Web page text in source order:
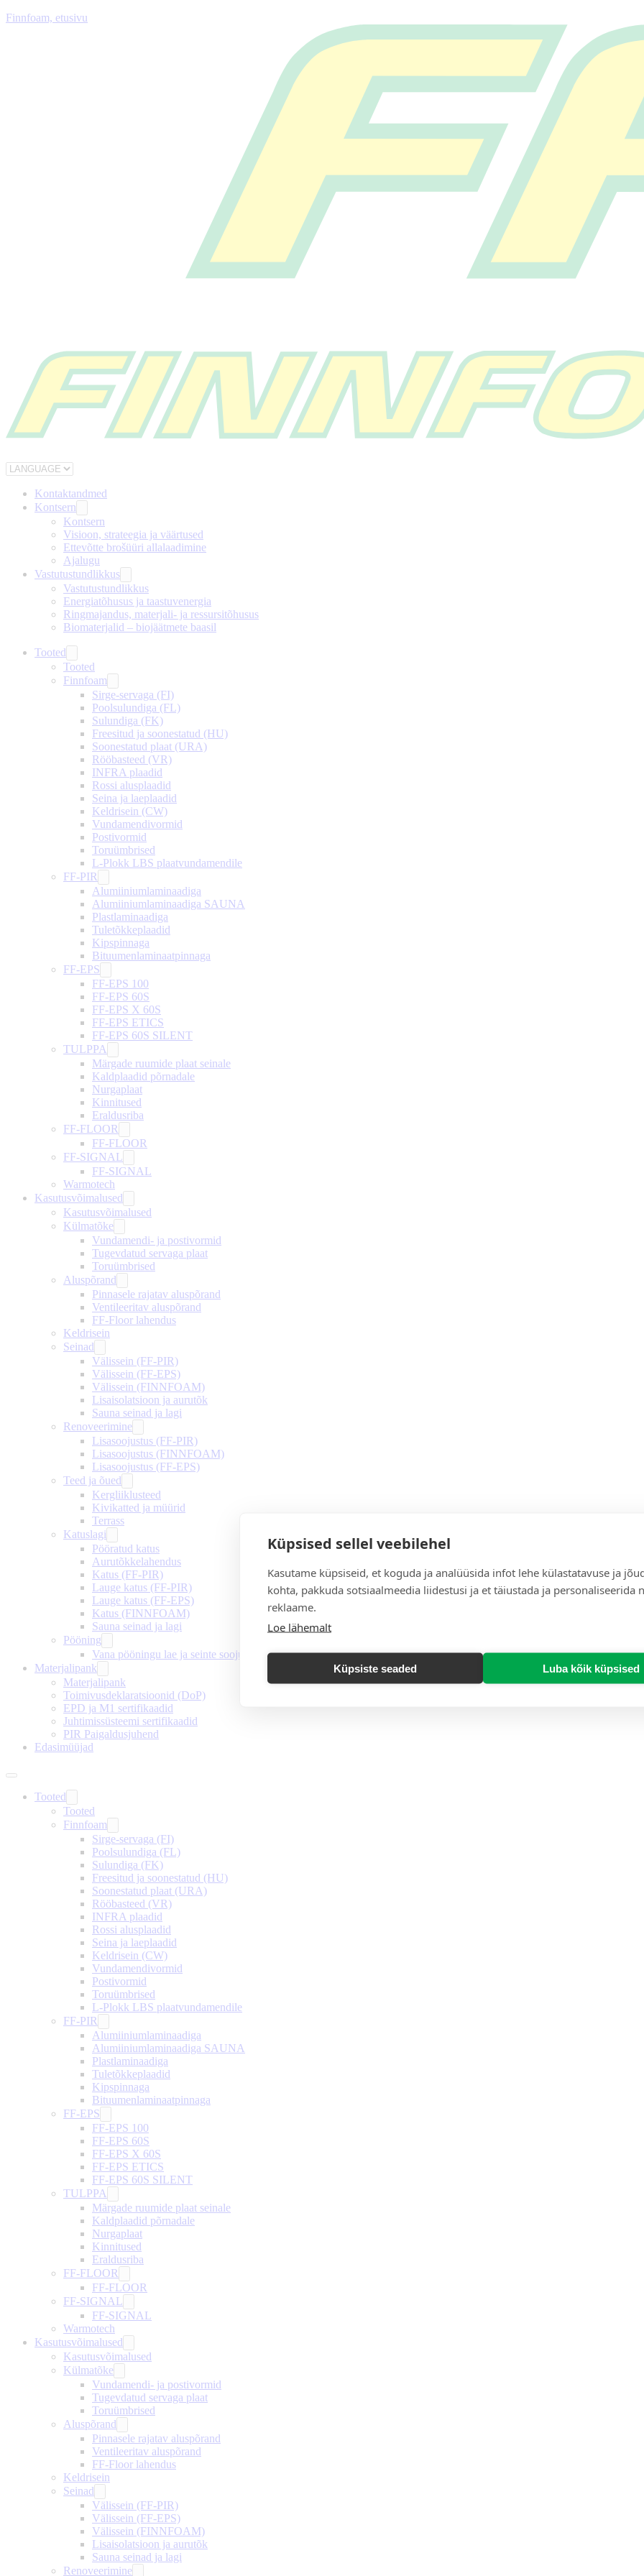
Küpsised sellel veebilehel
Kasutame küpsiseid, et koguda ja analüüsida infot lehe külastatavuse ja
kohta, pakkuda sotsiaalmeedia liidestusi ja et täiustada ja personaliseerida
reklaame.
Loe lähemalt
Küpsiste seaded Luba kõik küpsised
Finnfoam, etusivu
Kontaktandmed
Kontsern
Kontsern
Visioon, strateegia ja väärtused
Ettevõtte brošüüri allalaadimine
Ajalugu
Vastutustundlikkus
Vastutustundlikkus
Energiatõhusus ja taastuvenergia
Ringmajandus, materjali- ja ressursitõhusus
Biomaterjalid – biojäätmete baasil
Tooted
Tooted
Finnfoam
Sirge-servaga (FI)
Poolsulundiga (FL)
Sulundiga (FK)
Freesitud ja soonestatud (HU)
Soonestatud plaat (URA)
Rööbasteed (VR)
INFRA plaadid
Rossi alusplaadid
Seina ja laeplaadid
Keldrisein (CW)
Vundamendivormid
Postivormid
Toruümbrised
L-Plokk LBS plaatvundamendile
FF-PIR
Alumiiniumlaminaadiga
Alumiiniumlaminaadiga SAUNA
Plastlaminaadiga
Tuletõkkeplaadid
Kipspinnaga
Bituumenlaminaatpinnaga
FF-EPS
FF-EPS 100
FF-EPS 60S
FF-EPS X 60S
FF-EPS ETICS
FF-EPS 60S SILENT
TULPPA
Märgade ruumide plaat seinale
Kaldplaadid põrnadale
Nurgaplaat
Kinnitused
Eraldusriba
FF-FLOOR
FF-FLOOR
FF-SIGNAL
FF-SIGNAL
Warmotech
Kasutusvõimalused
Kasutusvõimalused
Külmatõke
Vundamendi- ja postivormid
Tugevdatud servaga plaat
Toruümbrised
Aluspõrand
Pinnasele rajatav aluspõrand
Ventileeritav aluspõrand
FF-Floor lahendus
Keldrisein
Seinad
Välissein (FF-PIR)
Välissein (FF-EPS)
Välissein (FINNFOAM)
Lisaisolatsioon ja aurutõk
Sauna seinad ja lagi
Renoveerimine
Lisasoojustus (FF-PIR)
Lisasoojustus (FINNFOAM)
Lisasoojustus (FF-EPS)
Teed ja õued
Kergliiklusteed
Kivikatted ja müürid
Terrass
Katuslagi
Pööratud katus
Aurutõkkelahendus
Katus (FF-PIR)
Lauge katus (FF-PIR)
Lauge katus (FF-EPS)
Katus (FINNFOAM)
Sauna seinad ja lagi
Pööning
Vana pööningu lae ja seinte soojustamine
Materjalipank
Materjalipank
Toimivusdeklaratsioonid (DoP)
EPD ja M1 sertifikaadid
Juhtimissüsteemi sertifikaadid
PIR Paigaldusjuhend
Edasimüüjad
Tooted
Tooted
Finnfoam
Sirge-servaga (FI)
Poolsulundiga (FL)
Sulundiga (FK)
Freesitud ja soonestatud (HU)
Soonestatud plaat (URA)
Rööbasteed (VR)
INFRA plaadid
Rossi alusplaadid
Seina ja laeplaadid
Keldrisein (CW)
Vundamendivormid
Postivormid
Toruümbrised
L-Plokk LBS plaatvundamendile
FF-PIR
Alumiiniumlaminaadiga
Alumiiniumlaminaadiga SAUNA
Plastlaminaadiga
Tuletõkkeplaadid
Kipspinnaga
Bituumenlaminaatpinnaga
FF-EPS
FF-EPS 100
FF-EPS 60S
FF-EPS X 60S
FF-EPS ETICS
FF-EPS 60S SILENT
TULPPA
Märgade ruumide plaat seinale
Kaldplaadid põrnadale
Nurgaplaat
Kinnitused
Eraldusriba
FF-FLOOR
FF-FLOOR
FF-SIGNAL
FF-SIGNAL
Warmotech
Kasutusvõimalused
Kasutusvõimalused
Külmatõke
Vundamendi- ja postivormid
Tugevdatud servaga plaat
Toruümbrised
Aluspõrand
Pinnasele rajatav aluspõrand
Ventileeritav aluspõrand
FF-Floor lahendus
Keldrisein
Seinad
Välissein (FF-PIR)
Välissein (FF-EPS)
Välissein (FINNFOAM)
Lisaisolatsioon ja aurutõk
Sauna seinad ja lagi
Renoveerimine